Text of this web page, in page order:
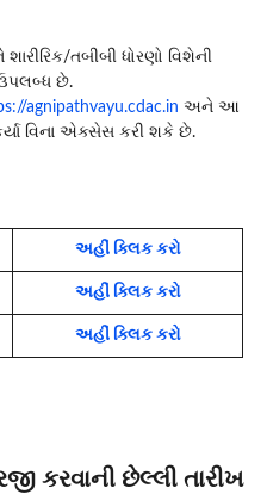
તબીબી ધોરણો વિશેની
ઉપલબ્ધ છે.
agnipathvayu.cdac.in અને આ
વિના એક્સેસ કરી શકે છે.
અહીં ક્લિક કરો
અહીં ક્લિક કરો
અહીં ક્લિક કરો
કરવાની છેલ્લી તારીખ